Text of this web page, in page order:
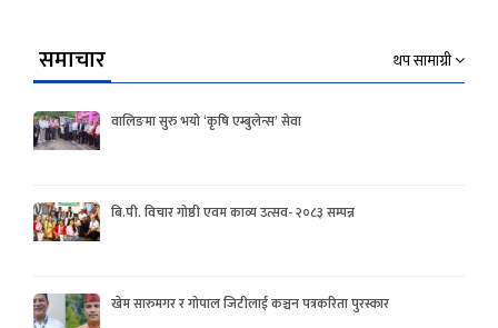
समाचार थप सामाग्री
वालिङमा सुरु भयो ‘कृषि एम्बुलेन्स’ सेवा
बि.पी. विचार गोष्ठी एवम काव्य उत्सव- २०८३ सम्पन्न
खेम सारुमगर र गोपाल जिटीलाई कञ्चन पत्रकरिता पुरस्कार